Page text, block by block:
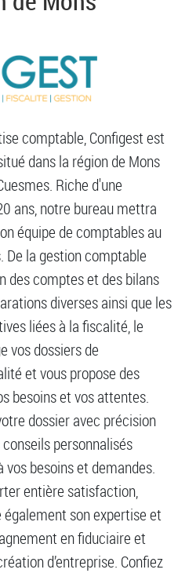
comptable, Configest est
dans la région de Mons
Riche d'une
ans, notre bureau mettra
équipe de comptables au
De la gestion comptable
des comptes et des bilans
diverses ainsi que les
liées à la fiscalité, le
vos dossiers de
et vous propose des
besoins et vos attentes.
dossier avec précision
personnalisés
besoins et demandes.
entière satisfaction,
également son expertise et
en fiduciaire et
d’entreprise. Confiez